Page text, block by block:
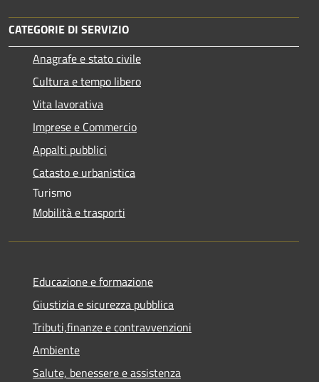
CATEGORIE DI SERVIZIO
Anagrafe e stato civile
Cultura e tempo libero
Vita lavorativa
Imprese e Commercio
Appalti pubblici
Catasto e urbanistica
Turismo
Mobilità e trasporti
Educazione e formazione
Giustizia e sicurezza pubblica
Tributi,finanze e contravvenzioni
Ambiente
Salute, benessere e assistenza